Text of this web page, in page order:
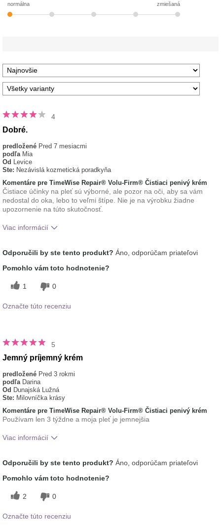
normálna zmiešaná
4
Dobré.
predložené Pred 7 mesiacmi
podľa Mia
Od Levice
Ste: Nezávislá kozmetická poradkyňa
Komentáre pre TimeWise Repair® Volu-Firm® Čistiaci penivý krém
Čistiace účinky na pleť sú výborné, ale pozor na oči, aby sa vám
nedostal do oka, lebo to veľmi štípe. Nie je na výrobku žiadne
upozornenie na túto skutočnosť.
Viac informácií
tohto prípravku?
pokožke
typ pleti
Odporučili by ste tento produkt? Áno, odporúčam priateľovi
Pomohlo vám toto hodnotenie?
1 0
Označte túto recenziu
5
Jemný príjemný krém
predložené Pred 3 rokmi
podľa Darina
Od Dunajská Lužná
Ste: Milovníčka krásy
Komentáre pre TimeWise Repair® Volu-Firm® Čistiaci penivý krém
Používam len 3 týždne a moja pleť je jemnejšia
Viac informácií
používaním tohto prípravku?
Osviežujúci, Príjemný pocit na
Odporučili by ste tento produkt? Áno, odporúčam priateľovi
Pomohlo vám toto hodnotenie?
2 0
Označte túto recenziu